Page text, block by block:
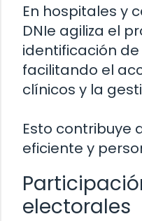
En hospitales y
DNIe agiliza el
identificación
facilitando el
clínicos y la
Esto contribuye
eficiente y
electorales